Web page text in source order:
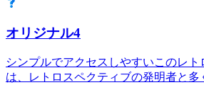
オリジナル4
シンプルでアクセスしやすいこのレ
は、レトロスペクティブの発明者と